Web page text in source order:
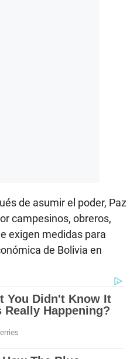
de asumir el poder, Paz
campesinos, obreros,
exigen medidas para
de Bolivia en